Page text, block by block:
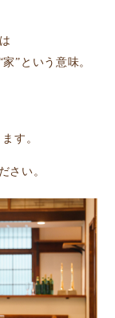
”という意味。
す。
さい。